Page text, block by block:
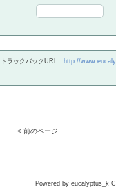
トラックバックURL : http://
< 前のページ
Powered by eucalyptus_k